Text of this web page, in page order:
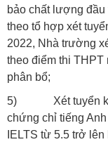
bảo chất lượng đầu
theo tổ hợp xét
2022, Nhà trường
theo điểm thi
phân bổ;
5) Xét tuyển kết
chứng chỉ tiếng
IELTS từ 5.5 trở